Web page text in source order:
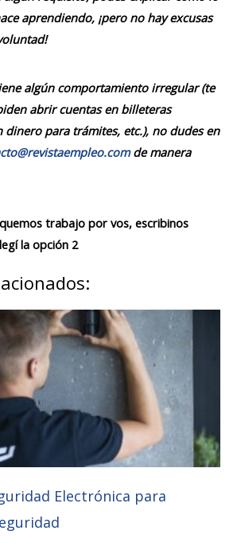
aprendiendo, ¡pero no hay excusas
algún comportamiento irregular (te
abrir cuentas en billeteras
dinero para trámites, etc.), no dudes en
de manera
trabajo por vos, escribinos
la opción 2
Electrónica para